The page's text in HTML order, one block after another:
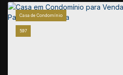
597
Casa de Condomínio